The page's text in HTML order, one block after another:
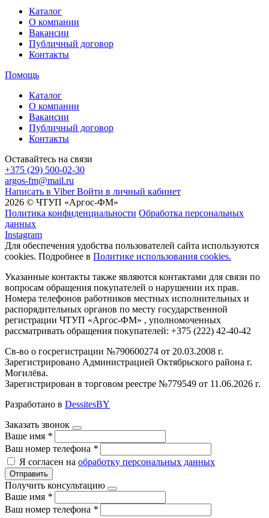
Каталог
О компании
Вакансии
Публичный договор
Контакты
Помощь
Каталог
О компании
Вакансии
Публичный договор
Контакты
Оставайтесь на связи
+375 (29) 500-02-30
argos-fm@mail.ru
Написать в Viber Войти в личный кабинет
2026 © ЧТУП «Аргос-ФМ»
Политика конфиденциальности Обработка персональных
данных
Instagram
Для обеспечения удобства пользователей сайта используются
cookies. Подробнее в Политике использования cookies.
Указанные контакты также являются контактами для связи по
вопросам обращения покупателей о нарушении их прав.
Номера телефонов работников местных исполнительных и
распорядительных органов по месту государственной
регистрации ЧТУП «Аргос-ФМ» , уполномоченных
рассматривать обращения покупателей: +375 (222) 42-40-42
Св-во о госрегистрации №790600274 от 20.03.2008 г.
Зарегистрировано Администрацией Октябрьского района г.
Могилёва.
Зарегистрирован в торговом реестре №779549 от 11.06.2026 г.
Разработано в DessitesBY
Заказать звонок
Ваше имя *
Ваш номер телефона *
Я согласен на обработку персональных данных
Отправить
Получить консультацию
Ваше имя *
Ваш номер телефона *